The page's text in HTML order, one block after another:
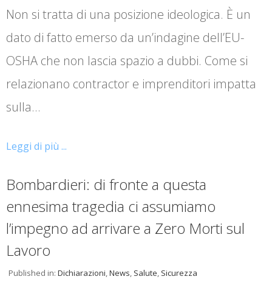
Non si tratta di una posizione ideologica. È un
dato di fatto emerso da un’indagine dell’EU-
OSHA che non lascia spazio a dubbi. Come si
relazionano contractor e imprenditori impatta
sulla…
Leggi di più ...
Bombardieri: di fronte a questa
ennesima tragedia ci assumiamo
l’impegno ad arrivare a Zero Morti sul
Lavoro
Published in: Dichiarazioni,News, Salute, Sicurezza